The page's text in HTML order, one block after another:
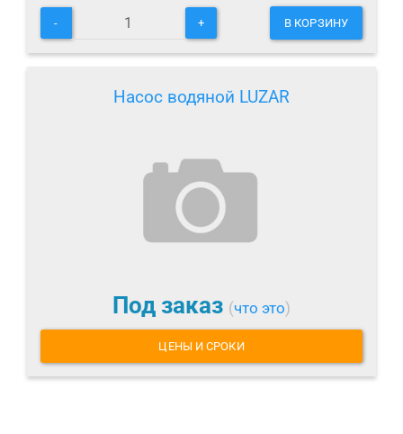
- + В КОРЗИНУ
Насос водяной LUZAR
Под заказ (что это)
ЦЕНЫ И СРОКИ